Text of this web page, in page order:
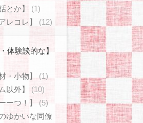
とか】
(1)
レコレ】
(12)
体験談的な】
・小物】
(1)
以外】
(10)
ーつ！】
(5)
ゆかいな同僚